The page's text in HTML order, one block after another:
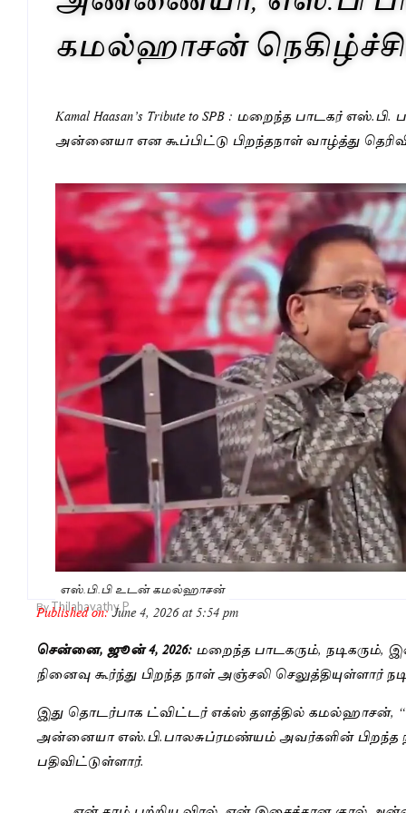
கமல்ஹாசன்
Kamal Haasan’s Tribute to SPB : மறைந்த பாடகர்
அன்னையா என கூப்பிட்டு பிறந்தநாள் வாழ்த்து
எஸ்.பி.பி உடன் கமல்ஹாசன்
By Thilahavathy P
Published on:June 4, 2026 at 5:54 pm
சென்னை, ஜூன் 4, 2026: மறைந்த பாடகரும், நடிகரும்,
நினைவு கூர்ந்து பிறந்த நாள் அஞ்சலி செலுத்தியுள்ளார்
இது தொடர்பாக ட்விட்டர் எக்ஸ் தளத்தில் கமல்ஹாசன்,
அன்னையா எஸ்.பி.பாலசுப்ரமண்யம் அவர்களின் பிறந்த
பதிவிட்டுள்ளார்.